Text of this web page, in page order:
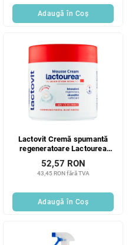
Adaugă în Coş
Lactovit Cremă spumantă
regeneratoare Lactourea
43,45 RON fără TVA
52,57 RON
Adaugă în Coş